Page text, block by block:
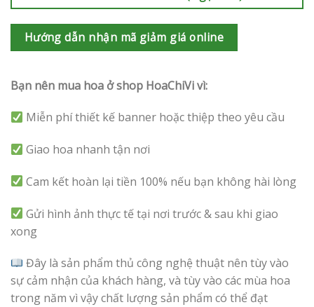
Hướng dẫn nhận mã giảm giá online
Bạn nên mua hoa ở shop HoaChiVi vì:
Miễn phí thiết kế banner hoặc thiệp theo yêu cầu
Giao hoa nhanh tận nơi
Cam kết hoàn lại tiền 100% nếu bạn không hài lòng
Gửi hình ảnh thực tế tại nơi trước & sau khi giao
xong
Đây là sản phẩm thủ công nghệ thuật nên tùy vào
sự cảm nhận của khách hàng, và tùy vào các mùa hoa
trong năm vì vậy chất lượng sản phẩm có thể đạt